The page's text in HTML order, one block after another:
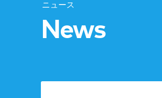
ニュース
News